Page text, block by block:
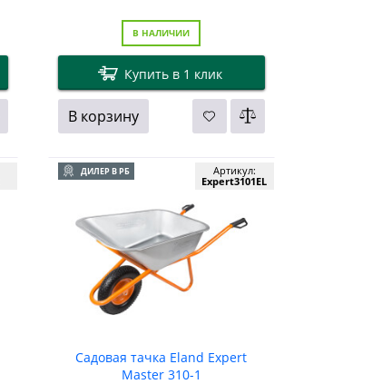
В НАЛИЧИИ
Купить в 1 клик
В корзину
ДИЛЕР В РБ
Садовая тачка Eland Expert
Master 310-1
Артикул:
Expert3101EL